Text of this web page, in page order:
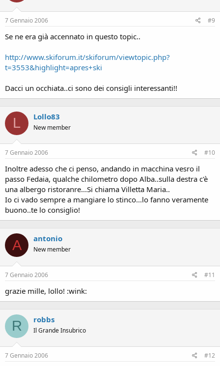
7 Gennaio 2006 #9
Se ne era già accennato in questo topic..
http://www.skiforum.it/skiforum/viewtopic.php?
t=3553&highlight=apres+ski
Dacci un occhiata..ci sono dei consigli interessanti!!
L Lollo83
New member
7 Gennaio 2006 #10
Inoltre adesso che ci penso, andando in macchina vesro il
passo Fedaia, qualche chilometro dopo Alba..sulla destra c'è
una albergo ristoranre...Si chiama Villetta Maria..
Io ci vado sempre a mangiare lo stinco...lo fanno veramente
buono..te lo consiglio!
A antonio
New member
7 Gennaio 2006 #11
grazie mille, lollo! :wink:
R robbs
Il Grande Insubrico
7 Gennaio 2006 #12